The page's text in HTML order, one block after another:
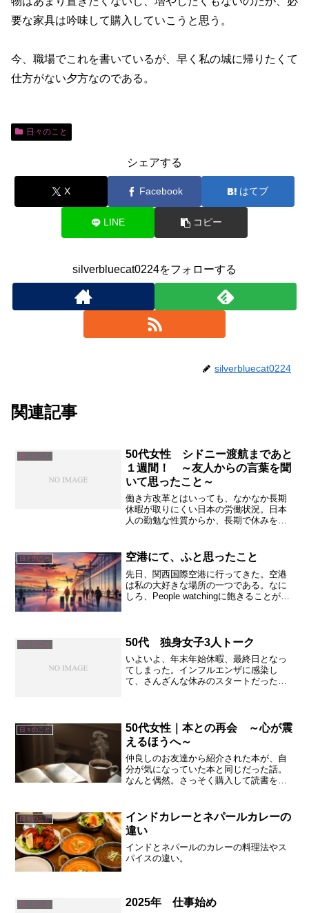
要な家具は吟味して購入していこうと思う。
今、職場でこれを書いているが、早く私の城に帰りたくて
仕方がない夕方なのである。
日々のこと
シェアする
X Facebook はてブ
LINE コピー
silverbluecat0224をフォローする
silverbluecat0224
関連記事
日々のこと
50代女性 シドニー渡航まであと
１週間！ ～友人からの言葉を聞
いて思ったこと～
働き方改革とはいっても、なかなか長期
休暇が取りにくい日本の労働状況。日本
人の勤勉な性質からか、長期で休みをも
過ごすか。
日々のこと 空港にて、ふと思ったこと
先日、関西国際空港に行ってきた。空港
は私の大好きな場所の一つである。なに
しろ、People watchingに飽きることがな
と、世界...
日々のこと 50代 独身女子3人トーク
いよいよ、年末年始休暇、最終日となっ
てしまった。インフルエンザに感染し
て、さんざんな休みのスタートだった
設に新年のあいさつに行ったり...
日々のこと
50代女性｜本との再会 ～心が震
えるほうへ～
仲良しのお友達から紹介された本が、自
分が気になっていた本と同じだった話。
なんと偶然。さっそく購入して読書を楽
日々のこと
インドカレーとネパールカレーの
違い
インドとネパールのカレーの料理法やス
パイスの違い。
日々のこと 2025年 仕事始め